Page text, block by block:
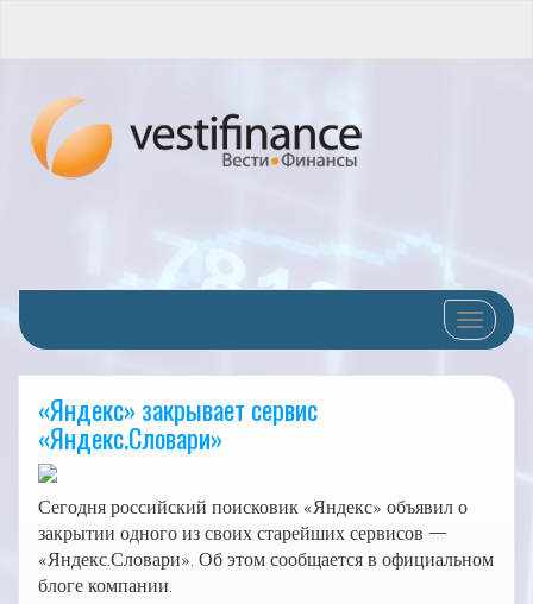
«Яндекс» закрывает сервис
«Яндекс.Словари»
Сегодня российский поисковик «Яндекс» объявил о
закрытии одного из своих старейших сервисов —
«Яндекс.Словари». Об этом сообщается в официальном
блоге компании.